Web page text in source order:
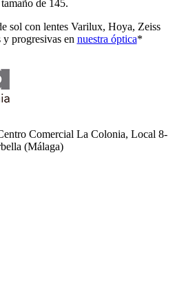
tamaño de 145.
sol con lentes Varilux, Hoya, Zeiss
progresivas en nuestra óptica*
Comercial La Colonia, Local 8-
(Málaga)